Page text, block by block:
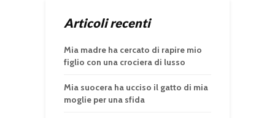
Articoli recenti
Mia madre ha cercato di rapire mio
figlio con una crociera di lusso
Mia suocera ha ucciso il gatto di mia
moglie per una sfida